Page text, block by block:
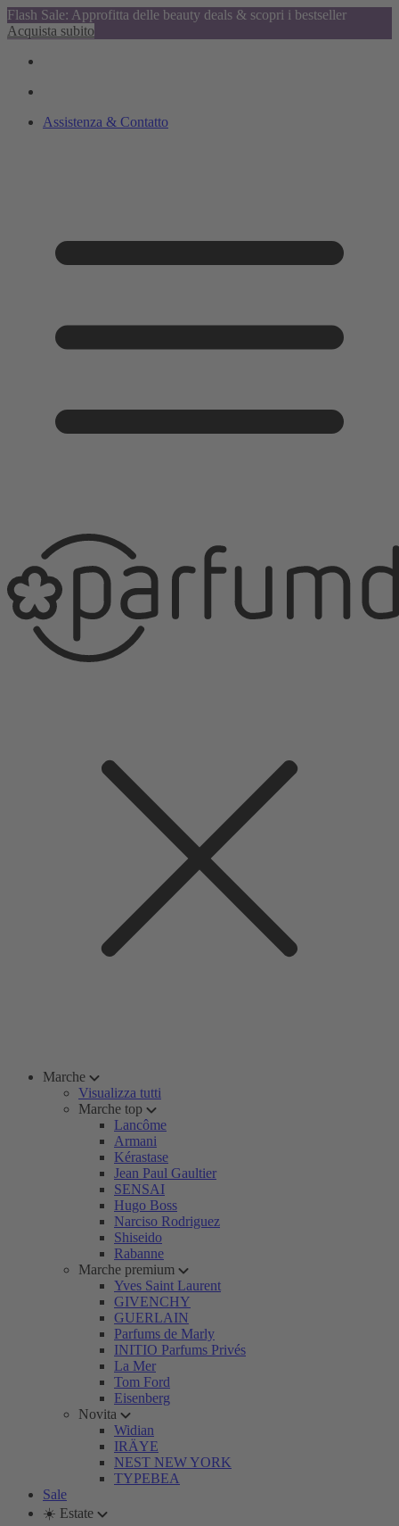
Flash Sale: Approfitta delle beauty deals & scopri i bestseller
Acquista subito
Assistenza & Contatto
Marche
Visualizza tutti
Marche top
Lancôme
Armani
Kérastase
Jean Paul Gaultier
SENSAI
Hugo Boss
Narciso Rodriguez
Shiseido
Rabanne
Marche premium
Yves Saint Laurent
GIVENCHY
GUERLAIN
Parfums de Marly
INITIO Parfums Privés
La Mer
Tom Ford
Eisenberg
Novita
Widian
IRÄYE
NEST NEW YORK
TYPEBEA
Sale
☀️ Estate